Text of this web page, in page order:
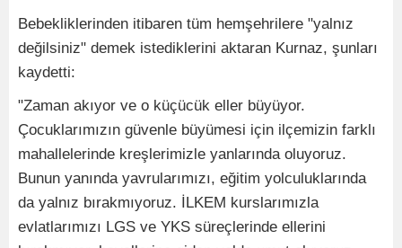
Bebekliklerinden itibaren tüm hemşehrilere "yalnız
değilsiniz" demek istediklerini aktaran Kurnaz, şunları
kaydetti:
"Zaman akıyor ve o küçücük eller büyüyor.
Çocuklarımızın güvenle büyümesi için ilçemizin farklı
mahallelerinde kreşlerimizle yanlarında oluyoruz.
Bunun yanında yavrularımızı, eğitim yolculuklarında
da yalnız bırakmıyoruz. İLKEM kurslarımızla
evlatlarımızı LGS ve YKS süreçlerinde ellerini